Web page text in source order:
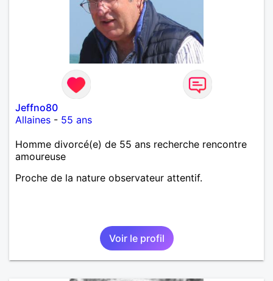
Jeffno80
Allaines - 55 ans
Homme divorcé(e) de 55 ans recherche rencontre
amoureuse
Proche de la nature observateur attentif.
Voir le profil